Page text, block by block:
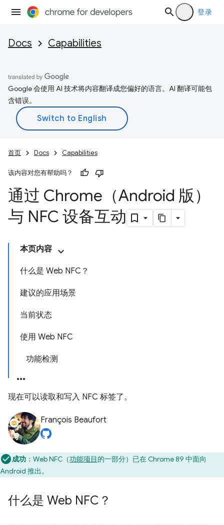
登录
Docs Capabilities
Google 会使用 AI 技术将内容翻译成您偏好的语言。AI 翻译可能包
含错误。
首页 Docs Capabilities
该内容对您有帮助吗？
通过 Chrome（Android 版）
与 NFC 设备互动
本页内容
什么是 Web NFC？
建议的应用场景
当前状态
使用 Web NFC
功能检测
现在可以读取和写入 NFC 标签了。
François Beaufort
成功 ：Web NFC（功能项目的一部分）已在 Chrome 89 中面向
Android 推出。
什么是 Web NFC？